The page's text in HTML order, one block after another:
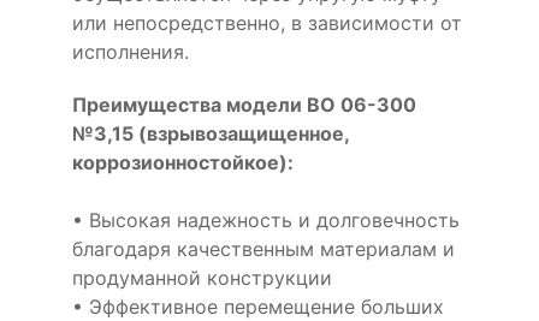
или непосредственно, в зависимости от
исполнения.
Преимущества модели ВО 06-300
№3,15 (взрывозащищенное,
коррозионностойкое):
• Высокая надежность и долговечность
благодаря качественным материалам и
продуманной конструкции
• Эффективное перемещение больших